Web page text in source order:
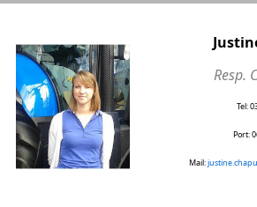
Resp.
Tel:
Port:
Mail: